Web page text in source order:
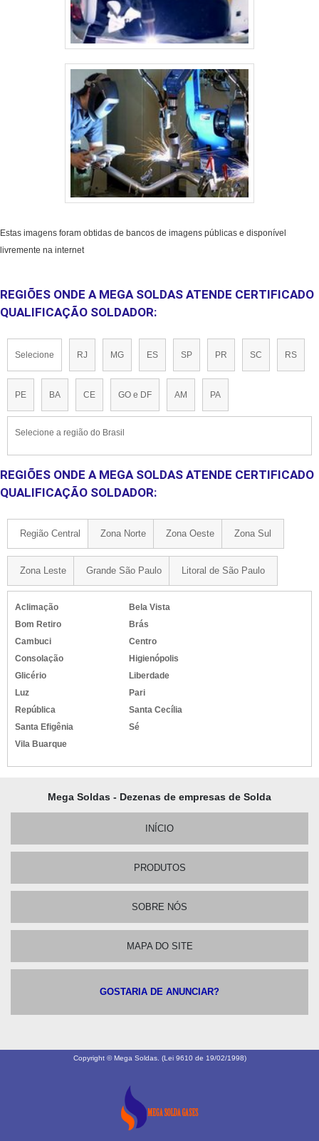
Estas imagens foram obtidas de bancos de imagens públicas e disponível
livremente na internet
REGIÕES ONDE A MEGA SOLDAS ATENDE CERTIFICADO
QUALIFICAÇÃO SOLDADOR:
Selecione RJ MG ES SP PR SC RS
PE BA CE GO e DF AM PA
Selecione a região do Brasil
REGIÕES ONDE A MEGA SOLDAS ATENDE CERTIFICADO
QUALIFICAÇÃO SOLDADOR:
Região Central Zona Norte Zona Oeste Zona Sul
Zona Leste Grande São Paulo Litoral de São Paulo
Aclimação
Bela Vista
Bom Retiro
Brás
Cambuci
Centro
Consolação
Higienópolis
Glicério
Liberdade
Luz
Pari
República
Santa Cecília
Santa Efigênia
Sé
Vila Buarque
Mega Soldas - Dezenas de empresas de Solda
INÍCIO
PRODUTOS
SOBRE NÓS
MAPA DO SITE
GOSTARIA DE ANUNCIAR?
Copyright © Mega Soldas. (Lei 9610 de 19/02/1998)